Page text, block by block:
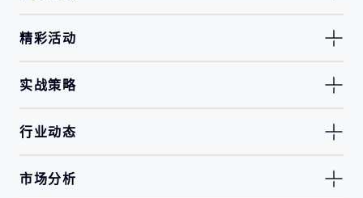
精彩活动
实战策略
行业动态
市场分析